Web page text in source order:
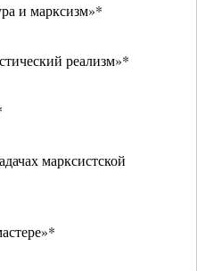
и марксизм»*
реализм»*
марксистской